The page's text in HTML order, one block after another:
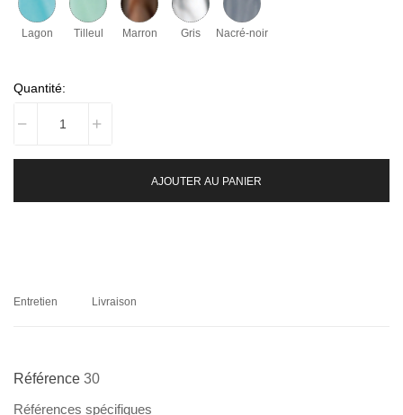
Lagon Tilleul Marron Gris Nacré-noir
Quantité:
AJOUTER AU PANIER
Entretien Livraison
Référence 30
Références spécifiques